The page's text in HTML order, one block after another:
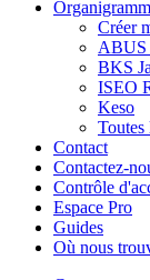
Créer
ABUS
BKS
ISEO
Keso
Toutes
Contact
Contactez-
Contrôle
Espace Pro
Guides
Où nous